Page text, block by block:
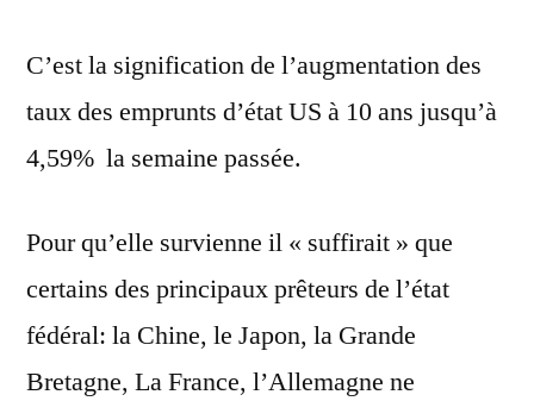
C’est la signification de l’augmentation des
taux des emprunts d’état US à 10 ans jusqu’à
4,59% la semaine passée.
Pour qu’elle survienne il « suffirait » que
certains des principaux prêteurs de l’état
fédéral: la Chine, le Japon, la Grande
Bretagne, La France, l’Allemagne ne